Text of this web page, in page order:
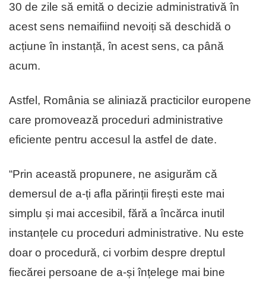
30 de zile să emită o decizie administrativă în
acest sens nemaifiind nevoiți să deschidă o
acțiune în instanță, în acest sens, ca până
acum.
Astfel, România se aliniază practicilor europene
care promovează proceduri administrative
eficiente pentru accesul la astfel de date.
“Prin această propunere, ne asigurăm cǎ
demersul de a-ți afla părinții firești este mai
simplu și mai accesibil, fără a încărca inutil
instanțele cu proceduri administrative. Nu este
doar o procedură, ci vorbim despre dreptul
fiecărei persoane de a-și înțelege mai bine